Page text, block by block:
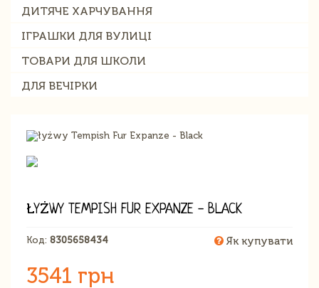
ДИТЯЧЕ ХАРЧУВАННЯ
ІГРАШКИ ДЛЯ ВУЛИЦІ
ТОВАРИ ДЛЯ ШКОЛИ
ДЛЯ ВЕЧІРКИ
ŁYŻWY TEMPISH FUR EXPANZE - BLACK
Код: 8305658434 Як купувати
3541 грн